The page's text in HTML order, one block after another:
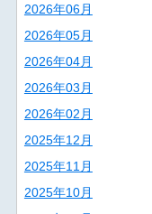
2026年06月
2026年05月
2026年04月
2026年03月
2026年02月
2025年12月
2025年11月
2025年10月